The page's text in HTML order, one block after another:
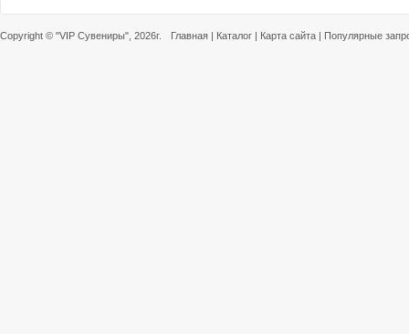
Copyright © "VIP Сувениры" , 2026г. Главная | Каталог | Карта сайта | Популярные